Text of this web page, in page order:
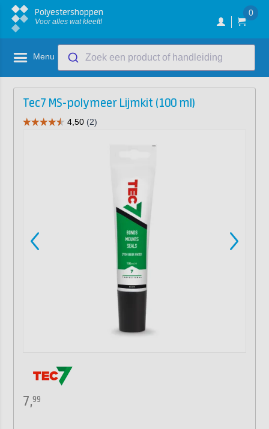
Polyestershoppen
Voor alles wat kleeft!
0
Menu Zoek een product of handleiding
Tec7 MS-polymeer Lijmkit (100 ml)
7,99